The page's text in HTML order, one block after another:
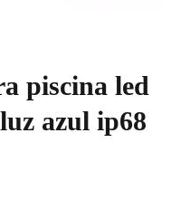
piscina led
azul ip68